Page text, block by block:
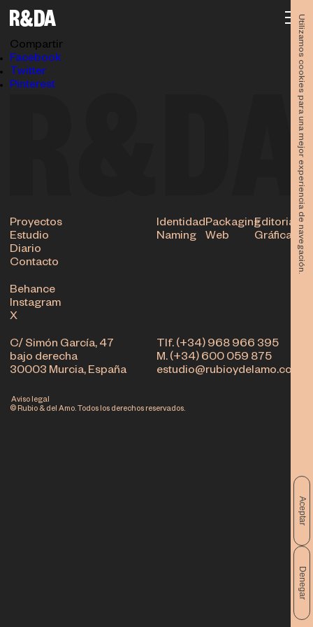
Utilizamos cookies para una mejor experiencia de navegación.
Aceptar
Denegar
08.05.2024
Compartir
Facebook
Twitter
Pinterest
Tlf. (+34) 968 966 395
M. (+34) 600 059 875
estudio@rubioydelamo.com
C/ Simón García, 47
bajo derecha
30003 Murcia, España
Proyectos
Estudio
Diario
Contacto
IdentidadPackagingEditorial
Naming
Web Gráfica
Behance
Instagram
X
© Rubio & del Amo. Todos los derechos reservados.
Aviso legal